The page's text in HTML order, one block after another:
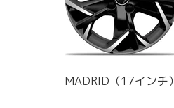
MADRID（17インチ）